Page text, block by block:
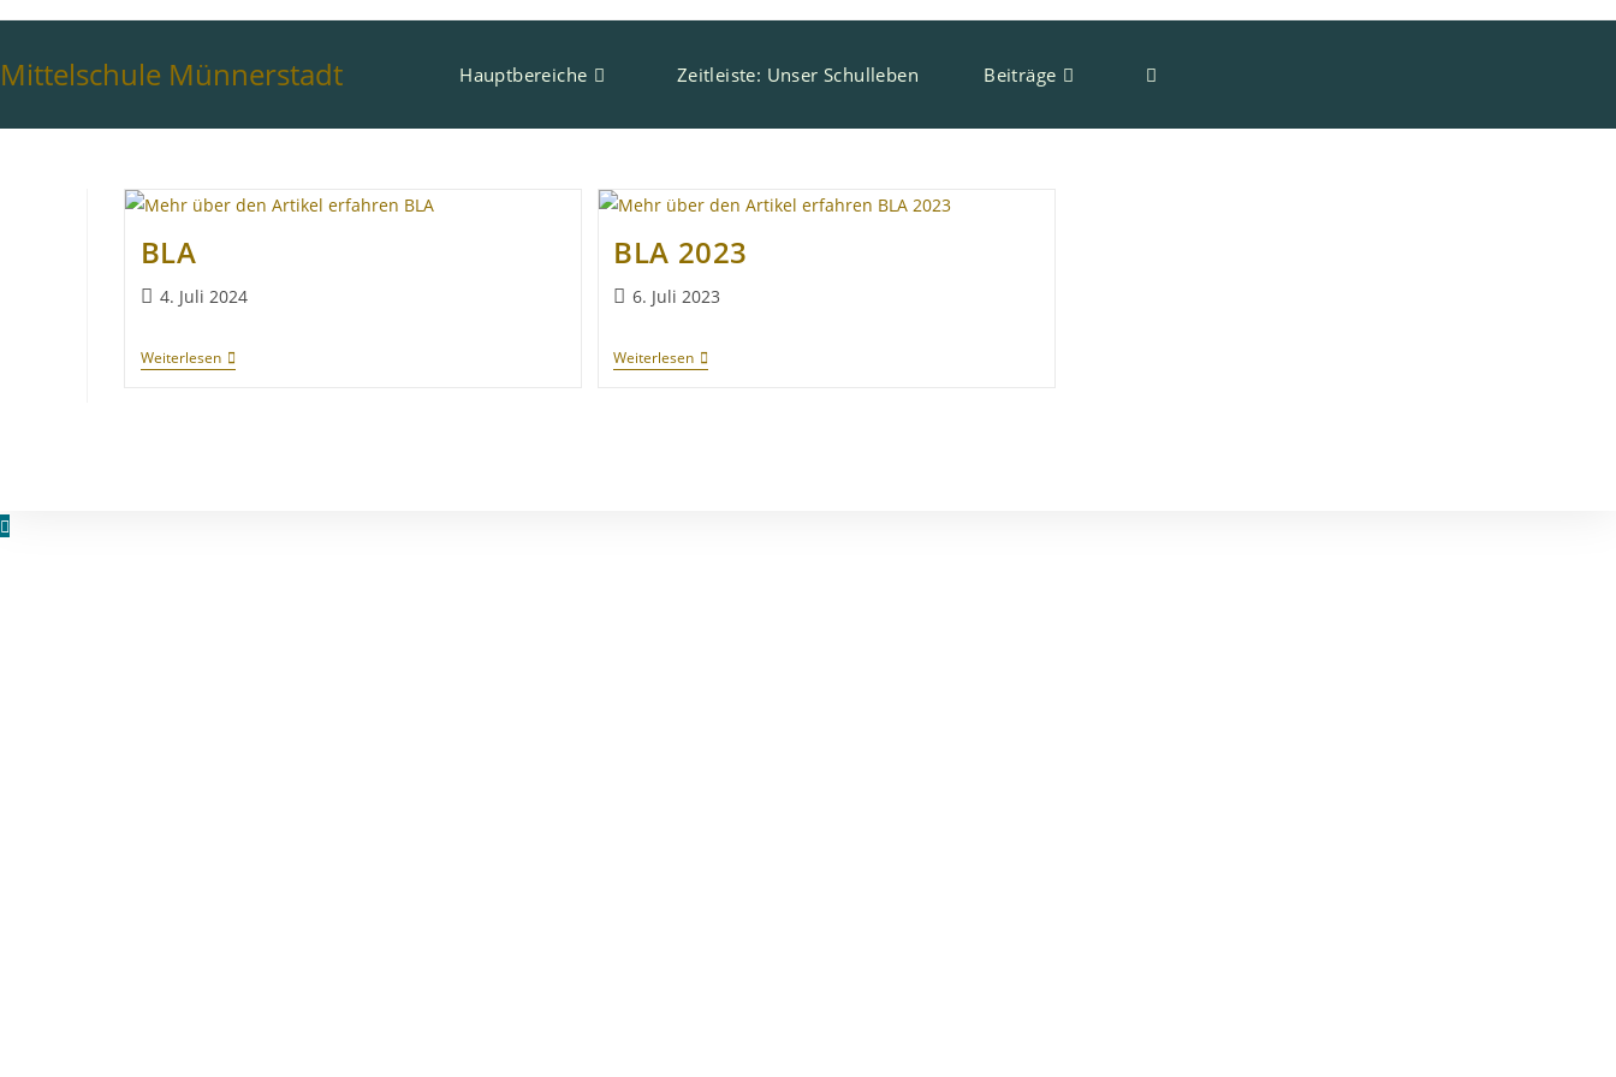
Mittelschule Münnerstadt Hauptbereiche Zeitleiste: Unser Schulleben Beiträge
BLA
4. Juli 2024
Weiterlesen
BLA 2023
6. Juli 2023
Weiterlesen